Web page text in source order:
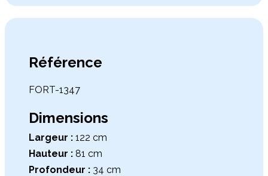
Référence
FORT-1347
Dimensions
Largeur : 122 cm
Hauteur : 81 cm
Profondeur : 34 cm